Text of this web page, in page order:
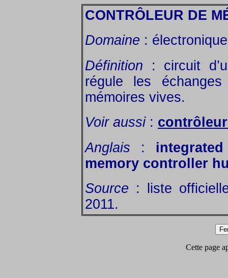
CONTRÔLEUR DE
Domaine :
Définition : circuit
régule les
mémoires vives.
Voir aussi:
Anglais :
memory controller
Source : liste
2011.
Cette page